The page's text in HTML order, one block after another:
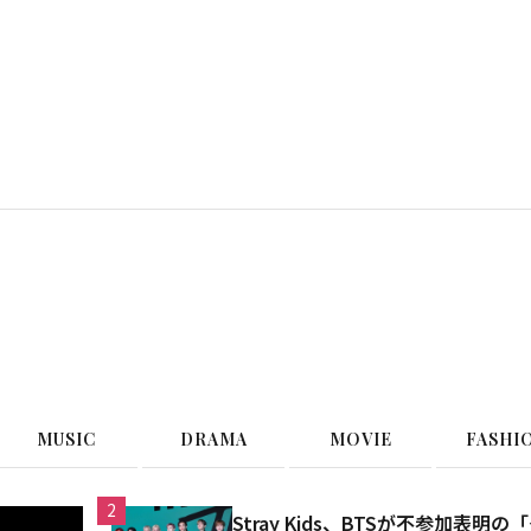
MUSIC DRAMA MOVIE
2 Stray Kids、BTSが不参加表明の